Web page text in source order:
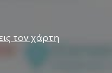
τον χάρτη